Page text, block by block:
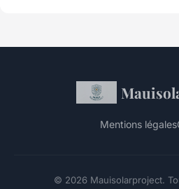
Mentions légales
© 2026 Mauisolarproject.